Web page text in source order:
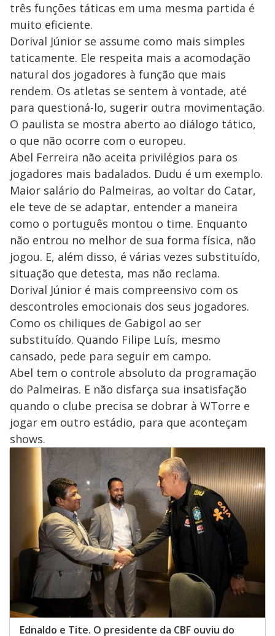
três funções táticas em uma mesma partida é
muito eficiente.
Dorival Júnior se assume como mais simples
taticamente. Ele respeita mais a acomodação
natural dos jogadores à função que mais
rendem. Os atletas se sentem à vontade, até
para questioná-lo, sugerir outra movimentação.
O paulista se mostra aberto ao diálogo tático,
o que não ocorre com o europeu.
Abel Ferreira não aceita privilégios para os
jogadores mais badalados. Dudu é um exemplo.
Maior salário do Palmeiras, ao voltar do Catar,
ele teve de se adaptar, entender a maneira
como o português montou o time. Enquanto
não entrou no melhor de sua forma física, não
jogou. E, além disso, é várias vezes substituído,
situação que detesta, mas não reclama.
Dorival Júnior é mais compreensivo com os
descontroles emocionais dos seus jogadores.
Como os chiliques de Gabigol ao ser
substituído. Quando Filipe Luís, mesmo
cansado, pede para seguir em campo.
Abel tem o controle absoluto da programação
do Palmeiras. E não disfarça sua insatisfação
quando o clube precisa se dobrar à WTorre e
jogar em outro estádio, para que aconteçam
shows.
Ednaldo e Tite. O presidente da CBF ouviu do